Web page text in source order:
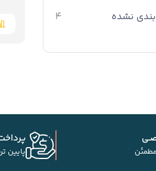
نشده 4
پایین